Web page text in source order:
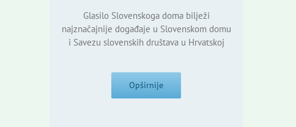
Glasilo Slovenskoga doma bilježi
najznačajnije događaje u Slovenskom domu
i Savezu slovenskih društava u Hrvatskoj
Opširnije